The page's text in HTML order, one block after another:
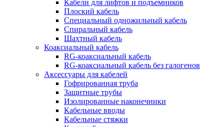
Кабели для лифтов и подъемников
Плоский кабель
Специальный одножильный кабель
Спиральный кабель
Шахтный кабель
Коаксиальный кабель
RG-коаксиальный кабель
RG-коаксиальный кабель без галогенов
Аксессуары для кабелей
Гофрированная труба
Защитные трубы
Изолированные наконечники
Кабельные вводы
Кабельные стяжки